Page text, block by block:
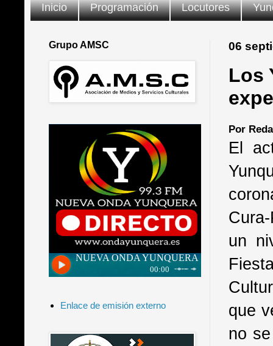
Inicio Programación Locutores
06
Los
Por
El
un
que
no
Grupo AMSC
Enlace de emisión externo